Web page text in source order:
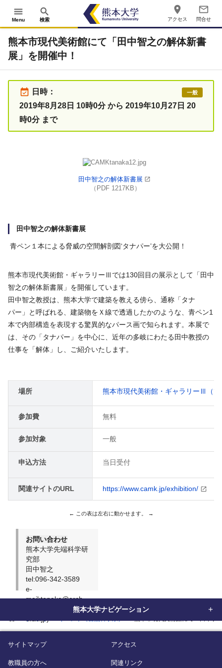
menu
Menu
search
検索
place
アクセス
mail_outline
問合せ
熊本市現代美術館にて「田中智之の解体新書
展」を開催中！
event_available 日時：
2019年8月28日 10時0分 から 2019年10月27日 20
時0分 まで
一般
田中智之の解体新書展
（PDF 1217KB）
田中智之の解体新書展
青ペン１本による脅威の空間解剖図‘タナパー’を大公開！
熊本市現代美術館・ギャラリーⅢでは130回目の展示として「田中
智之の解体新書展」を開催しています。
田中智之教授は、熊本大学で建築を教える傍ら、通称「タナ
パー」と呼ばれる、建築物をＸ線で透過したかのような、青ペン1
本で内部構造を表現する驚異的なパース画で知られます。本展で
は、その「タナパー」を中心に、近年の多岐にわたる田中教授の
仕事を「解体」し、ご紹介いたします。
場所 熊本市現代美術館・ギャラリーⅢ（
参加費 無料
参加対象 一般
申込方法 当日受付
関連サイトのURL https://www.camk.jp/exhibition/
お問い合わせ
熊本大学先端科学研
究部
田中智之
tel:096-342-3589
e-
mail:tanaka@arch.
※ (※kumamoto-
u.ac.jp)
熊本大学ナビゲーション
サイトマップ アクセス
教職員の方へ 関連リンク